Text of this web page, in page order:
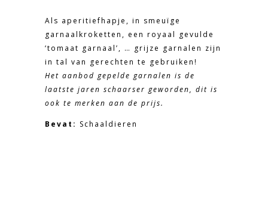
Als aperitiefhapje, in smeuïge
garnaalkroketten, een royaal gevulde
‘tomaat garnaal’, … grijze garnalen zijn
in tal van gerechten te gebruiken!
Het aanbod gepelde garnalen is de
laatste jaren schaarser geworden, dit is
ook te merken aan de prijs.
Bevat: Schaaldieren